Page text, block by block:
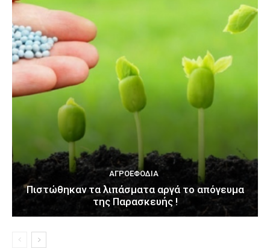
ΑΓΡΟΕΦΌΔΙΑ
Πιστώθηκαν τα λιπάσματα αργά το απόγευμα
της Παρασκευής !